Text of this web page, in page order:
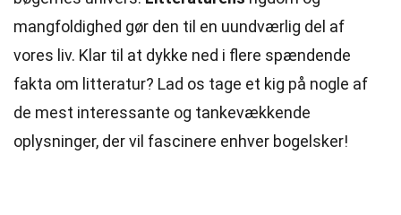
mangfoldighed gør den til en uundværlig del af
vores liv. Klar til at dykke ned i flere spændende
fakta om litteratur? Lad os tage et kig på nogle af
de mest interessante og tankevækkende
oplysninger, der vil fascinere enhver bogelsker!